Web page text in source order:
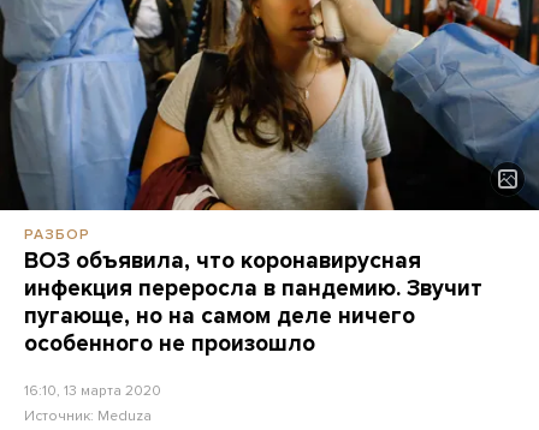
РАЗБОР
ВОЗ объявила, что коронавирусная
инфекция переросла в пандемию. Звучит
пугающе, но на самом деле ничего
особенного не произошло
16:10, 13 марта 2020
Источник: Meduza